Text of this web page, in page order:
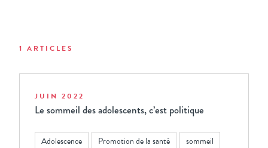
1 ARTICLES
JUIN 2022
Le sommeil des adolescents, c’est politique
Adolescence Promotion de la santé sommeil